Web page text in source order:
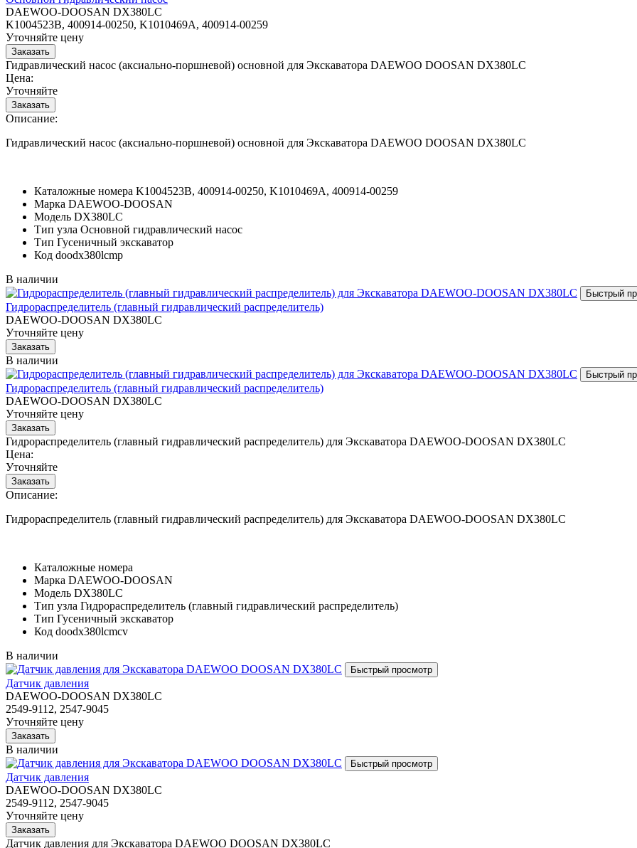
DAEWOO-DOOSAN DX380LC
K1004523B, 400914-00250, K1010469A, 400914-00259
Уточняйте цену
Гидравлический насос (аксиально-поршневой) основной для Экскаватора DAEWOO DOOSAN DX380LC
Цена:
Уточняйте
Описание:
Гидравлический насос (аксиально-поршневой) основной для Экскаватора DAEWOO DOOSAN DX380LC
Каталожные номера K1004523B, 400914-00250, K1010469A, 400914-00259
Марка DAEWOO-DOOSAN
Модель DX380LC
Тип узла Основной гидравлический насос
Тип Гусеничный экскаватор
Код doodx380lcmp
В наличии
Гидрораспределитель (главный гидравлический распределитель)
DAEWOO-DOOSAN DX380LC
Уточняйте цену
В наличии
Гидрораспределитель (главный гидравлический распределитель)
DAEWOO-DOOSAN DX380LC
Уточняйте цену
Гидрораспределитель (главный гидравлический распределитель) для Экскаватора DAEWOO-DOOSAN DX380LC
Цена:
Уточняйте
Описание:
Гидрораспределитель (главный гидравлический распределитель) для Экскаватора DAEWOO-DOOSAN DX380LC
Каталожные номера
Марка DAEWOO-DOOSAN
Модель DX380LC
Тип узла Гидрораспределитель (главный гидравлический распределитель)
Тип Гусеничный экскаватор
Код doodx380lcmcv
В наличии
Датчик давления
DAEWOO-DOOSAN DX380LC
2549-9112, 2547-9045
Уточняйте цену
В наличии
Датчик давления
DAEWOO-DOOSAN DX380LC
2549-9112, 2547-9045
Уточняйте цену
Датчик давления для Экскаватора DAEWOO DOOSAN DX380LC